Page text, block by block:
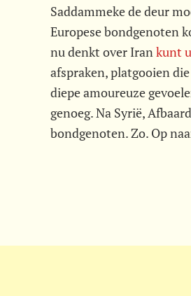
Saddammeke de deur
Europese bondgenoten
nu denkt over Irankunt
afspraken, platgooien
diepe amoureuze
genoeg. Na Syrië,
bondgenoten. Zo. Op